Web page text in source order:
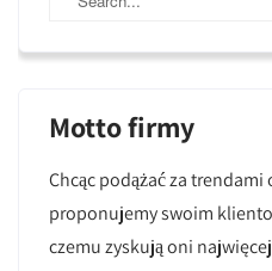
Motto firmy
Chcąc podążać za
proponujemy swoim
czemu zyskują oni